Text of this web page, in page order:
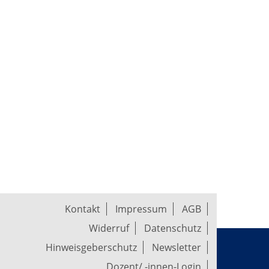
Kontakt Impressum
AGB
Widerruf
Datenschutz
Hinweisgeberschutz
Newsletter